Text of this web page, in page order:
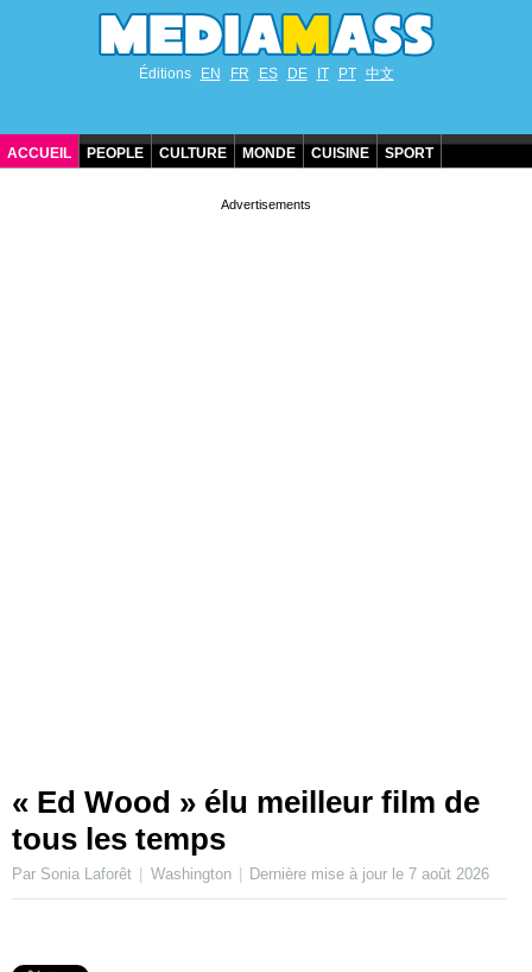
Éditions EN FR ES DE IT PT 中文
ACCUEIL PEOPLE CULTURE MONDE CUISINE SPORT
« Ed Wood » élu meilleur film de
tous les temps
Par Sonia Laforêt Washington Dernière mise à jour le 7 août 2026